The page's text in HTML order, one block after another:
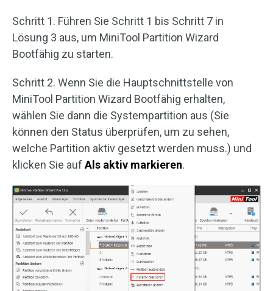
Schritt 1. Führen Sie Schritt 1 bis Schritt 7 in
Lösung 3 aus, um MiniTool Partition Wizard
Bootfähig zu starten.
Schritt 2. Wenn Sie die Hauptschnittstelle von
MiniTool Partition Wizard Bootfähig erhalten,
wählen Sie dann die Systempartition aus (Sie
können den Status überprüfen, um zu sehen,
welche Partition aktiv gesetzt werden muss.) und
klicken Sie auf Als aktiv markieren.